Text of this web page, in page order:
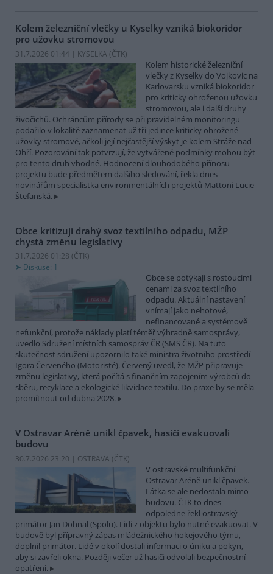
Kolem železniční vlečky u Kyselky vzniká biokoridor
pro užovku stromovou
31.7.2026 01:44 | KYSELKA (ČTK)
Kolem historické železniční
vlečky z Kyselky do Vojkovic na
Karlovarsku vzniká biokoridor
pro kriticky ohroženou užovku
stromovou, ale i další druhy
živočichů. Ochráncům přírody se při pravidelném monitoringu
podařilo v lokalitě zaznamenat už tři jedince kriticky ohrožené
užovky stromové, ačkoli její nejčastější výskyt je kolem Stráže nad
Ohří. Pozorování tak potvrzují, že vytvářené podmínky mohou být
pro tento druh vhodné. Hodnocení dlouhodobého přínosu
projektu bude předmětem dalšího sledování, řekla dnes
novinářům specialistka environmentálních projektů Mattoni Lucie
Štefanská.
Obce kritizují drahý svoz textilního odpadu, MŽP
chystá změnu legislativy
31.7.2026 01:28 (ČTK)
Diskuse: 1
Obce se potýkají s rostoucími
cenami za svoz textilního
odpadu. Aktuální nastavení
vnímají jako nehotové,
nefinancované a systémově
nefunkční, protože náklady platí téměř výhradně samosprávy,
uvedlo Sdružení místních samospráv ČR (SMS ČR). Na tuto
skutečnost sdružení upozornilo také ministra životního prostředí
Igora Červeného (Motoristé). Červený uvedl, že MŽP připravuje
změnu legislativy, která počítá s finančním zapojením výrobců do
sběru, recyklace a ekologické likvidace textilu. Do praxe by se měla
promítnout od dubna 2028.
V Ostravar Aréně unikl čpavek, hasiči evakuovali
budovu
30.7.2026 23:20 | OSTRAVA (ČTK)
V ostravské multifunkční
Ostravar Aréně unikl čpavek.
Látka se ale nedostala mimo
budovu. ČTK to dnes
odpoledne řekl ostravský
primátor Jan Dohnal (Spolu). Lidi z objektu bylo nutné evakuovat. V
budově byl přípravný zápas mládežnického hokejového týmu,
doplnil primátor. Lidé v okolí dostali informaci o úniku a pokyn,
aby si zavřeli okna. Později večer už hasiči odvolali bezpečnostní
opatření.